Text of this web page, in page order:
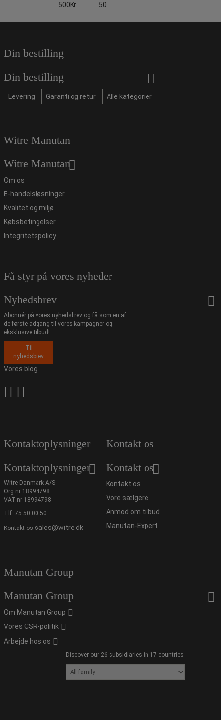
500Kr
50
Din bestilling
Din bestilling
Levering Garanti og retur Alle kategorier
Witre Manutan
Witre Manutan
Om os
E-handelsløsninger
Kvalitet og miljø
Købsbetingelser
Integritetspolicy
Få styr på vores nyheder
Nyhedsbrev
Abonnér på vores nyhedsbrev og få som en af
de første adgang til vores kampagner og
eksklusive tilbud!
Til
nyhedsbrev
Vores blog
Kontaktoplysninger
Kontaktoplysninger
Witre Danmark A/S
Org.nr 18994798
VAT.nr 18994798
Tlf: 75 50 00 50
Kontakt os sales@witre.dk
Kontakt os
Kontakt os
Kontakt os
Vore sælgere
Anmod om tilbud
Manutan-Expert
Manutan Group
Manutan Group
Om Manutan Group
Vores CSR-politik
Arbejde hos os
Discover our 26 subsidiaries in 17 countries.